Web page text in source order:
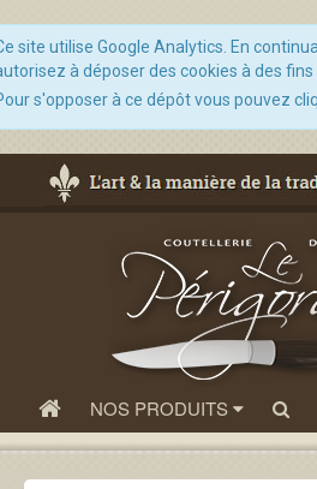
site utilise Google Analytics. En
à déposer des cookies à des
s'opposer à ce dépôt vous pouvez
NOS PRODUITS